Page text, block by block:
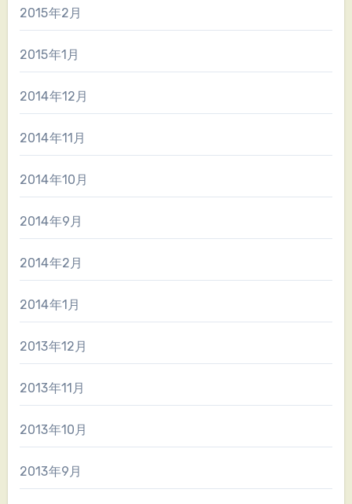
2015年2月
2015年1月
2014年12月
2014年11月
2014年10月
2014年9月
2014年2月
2014年1月
2013年12月
2013年11月
2013年10月
2013年9月